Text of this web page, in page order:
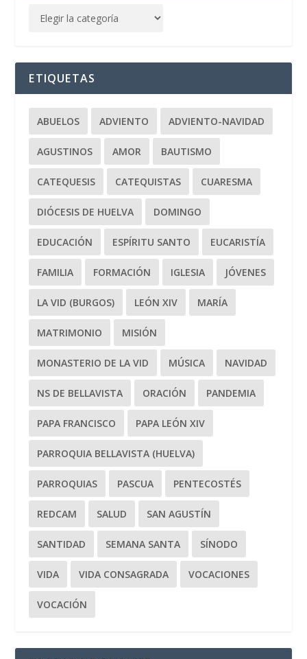
ETIQUETAS
ABUELOS ADVIENTO ADVIENTO-NAVIDAD
AGUSTINOS AMOR BAUTISMO
CATEQUESIS CATEQUISTAS CUARESMA
DIÓCESIS DE HUELVA DOMINGO
EDUCACIÓN ESPÍRITU SANTO EUCARISTÍA
FAMILIA FORMACIÓN IGLESIA JÓVENES
LA VID (BURGOS) LEÓN XIV MARÍA
MATRIMONIO MISIÓN
MONASTERIO DE LA VID MÚSICA NAVIDAD
NS DE BELLAVISTA ORACIÓN PANDEMIA
PAPA FRANCISCO PAPA LEÓN XIV
PARROQUIA BELLAVISTA (HUELVA)
PARROQUIAS PASCUA PENTECOSTÉS
REDCAM SALUD SAN AGUSTÍN
SANTIDAD SEMANA SANTA SÍNODO
VIDA VIDA CONSAGRADA VOCACIONES
VOCACIÓN